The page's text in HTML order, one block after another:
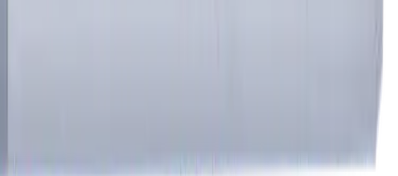
für CNC-Werkzeugmaschinen in der Metallbearbeitung
Registergericht: Amtsgericht Charlottenburg; Handelsregisternummer: HRB 258196 B;
Sysoev